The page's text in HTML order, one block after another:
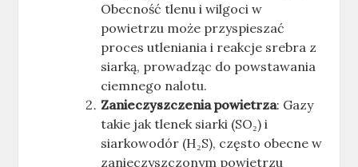
Obecność tlenu i wilgoci w
powietrzu może przyspieszać
proces utleniania i reakcje srebra z
siarką, prowadząc do powstawania
ciemnego nalotu.
Zanieczyszczenia powietrza: Gazy
takie jak tlenek siarki (SO₂) i
siarkowodór (H₂S), często obecne w
zanieczyszczonym powietrzu